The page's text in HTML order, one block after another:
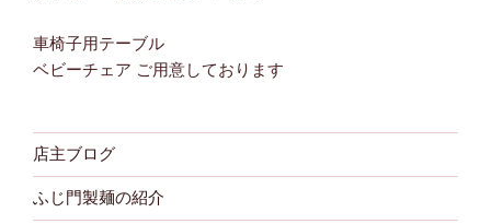
車椅子用テーブル
ベビーチェア ご用意しております
店主ブログ
ふじ門製麺の紹介